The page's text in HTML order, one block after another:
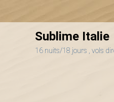
Sublime Italie
16 nuits/18 jours , vols